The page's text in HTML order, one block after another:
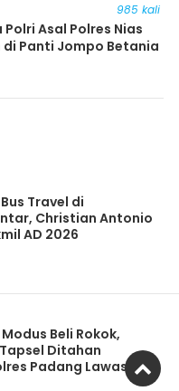
985 kali
Asal Polres Nias
di Panti Jompo Betania
Travel di
Christian Antonio
AD 2026
Beli Rokok,
Ditahan
Padang Lawas